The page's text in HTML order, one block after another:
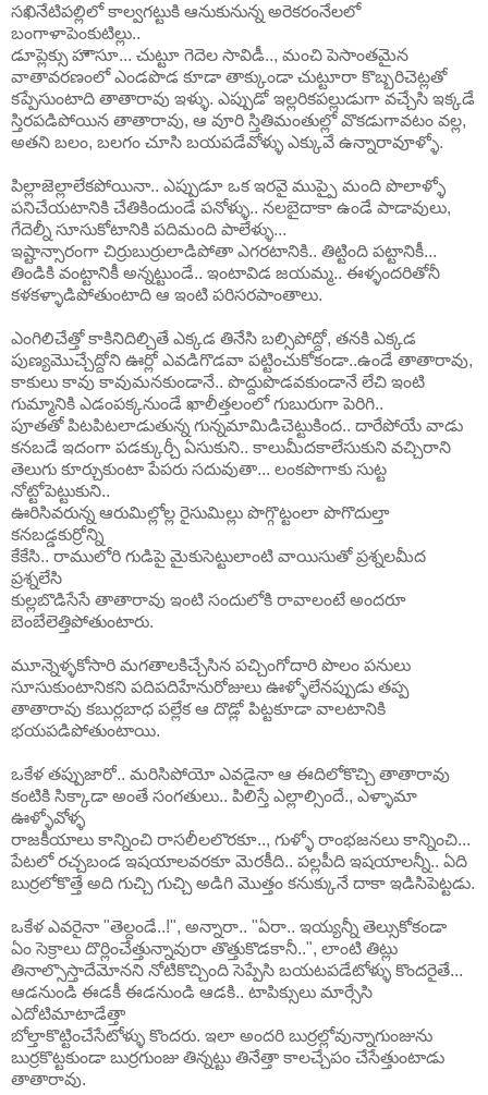
సఖినేటిపల్లిలో కాల్వగట్టుకి ఆనుకునున్న అరెకరంనేలలో
బంగాళాపెంకుటిల్లు..
డూప్లెక్సు హౌసూ... చుట్టూ గెదెల సావిడీ.., మంచి పెసాంతమైన
వాతావరణంలో ఎండపొడ కూడా తాక్కుండా చుట్టూరా కొబ్బరిచెట్లతో
కప్పేసుంటాది తాతారావు ఇళ్ళు. ఎప్పుడో ఇల్లరికపల్లుడుగా వచ్చేసి ఇక్కడే
స్తిరపడిపోయిన తాతారావు, ఆ వూరి స్తితిమంతుల్లో వొకడుగావటం వల్ల,
అతని బలం, బలగం చూసి బయపడేవోళ్ళు ఎక్కువే ఉన్నారావూళ్ళో.
పిల్లాజెల్లాలేకపోయినా.. ఎప్పుడూ ఒక ఇరవై ముప్పై మంది పొలాళ్ళో
పనిచేయటానికి చేతికిందుండే పనోళ్ళు.. నలబైదాకా ఉండే పాడావులు,
గేదెల్నీ సూసుకోటానికి పదిమంది పాలేళ్ళు...
ఇష్టాన్సారంగా చిర్రుబుర్రులాడిపోతా ఎగరటానికి.. తిట్టింది పట్టానికీ...
తిండికి వంట్టానికీ అన్నట్టుండే.. ఇంటావిడ జయమ్మ.. ఈళ్ళందరితోనీ
కళకళ్ళాడిపోతుంటాది ఆ ఇంటి పరిసరపాంతాలు.
ఎంగిలిచేత్తో కాకినిదిల్చితే ఎక్కడ తినేసి బల్సిపోద్దో, తనకి ఎక్కడ
పుణ్యమొచ్చేద్దోని ఊర్లో ఎవడిగొడవా పట్టించుకోకండా..ఉండే తాతారావు,
కాకులు కావు కావుమనకుండానే.. పొద్దుపొడవకుండానే లేచి ఇంటి
గుమ్మానికి ఎడంపక్కనుండే ఖాలీత్తలంలో గుబురుగా పెరిగి..
పూతతో పిటపిటలాడుతున్న గున్నమామిడిచెట్టుకింద.. దారేపోయే వాడు
కనబడే ఇదంగా పడక్కుర్చీ ఏసుకుని.. కాలుమీదకాలేసుకుని వచ్చిరాని
తెలుగు కూర్చుకుంటా పేపరు సదువుతా... లంకపొగాకు సుట్ట
నోట్టోపెట్టుకుని..
ఊరిసివరున్న ఆరుమిల్లోల్ల రైసుమిల్లు పొగ్గొట్టంలా పొగొదుల్తా
కనబడ్డకుర్రోన్ని
కేకేసి.. రాములోరి గుడిపై మైకుసెట్టులాంటి వాయిసుతో ప్రశ్నలమీద
ప్రశ్నలేసి
కుల్లబొడిసేసే తాతారావు ఇంటి సందులోకి రావాలంటే అందరూ
బెంబేలెత్తిపోతుంటారు.
మూన్నెళ్ళకోసారి మగతాలకిచ్చేసిన పచ్చింగోదారి పొలం పనులు
సూసుకుంటానికని పదిపదిహేనురోజులు ఊళ్ళోలేనప్పుడు తప్ప
తాతారావు కబుర్లబాధ పల్లేక ఆ దొడ్లో పిట్టకూడా వాలటానికి
భయపడిపోతుంటాయి.
ఒకేళ తప్పుజారో.. మరిసిపోయో ఎవడైనా ఆ ఈదిలోకొచ్చి తాతారావు
కంటికి సిక్కాడా అంతే సంగతులు.. పిలిస్తే ఎల్లాల్సిందే., ఎళ్ళామా
ఊళ్ళోవోళ్ళ
రాజకీయాలు కాన్నించి రాసలీలలొరకూ.., గుళ్ళో రాంభజనలు కాన్నించి...
పేటలో రచ్చబండ ఇషయాలవరకూ మెరకీది.. పల్లపీది ఇషయాలన్నీ.. ఏది
బుర్రలోకొత్తే అది గుచ్చి గుచ్చి అడిగి మొత్తం కనుక్కునే దాకా ఇడిసిపెట్టడు.
ఒకేళ ఎవరైనా "తెల్దండే..!", అన్నారా.. "ఏరా.. ఇయ్యన్నీ తెల్సుకోకండా
ఏం సెక్రాలు దొర్లించేత్తున్నావురా తొత్తుకొడకానీ..", లాంటి తిట్లు
తినాల్సొస్తాదేమోనని నోటికొచ్చింది సెప్పేసి బయటపడేటోళ్ళు కొందరైతే...
ఆడనుండి ఈడకీ ఈడనుండి ఆడకి.. టాపిక్సులు మార్సేసి
ఎదోటిమాటాడేత్తా
బోల్తాకొట్టించేసేటోళ్ళు కొందరు. ఇలా అందరి బుర్రల్లోవున్నాగుంజును
బుర్రకొట్టకుండా బుర్రగుంజు తిన్నట్టు తినేత్తా కాలచ్చేపం చేసేత్తుంటాడు
తాతారావు.